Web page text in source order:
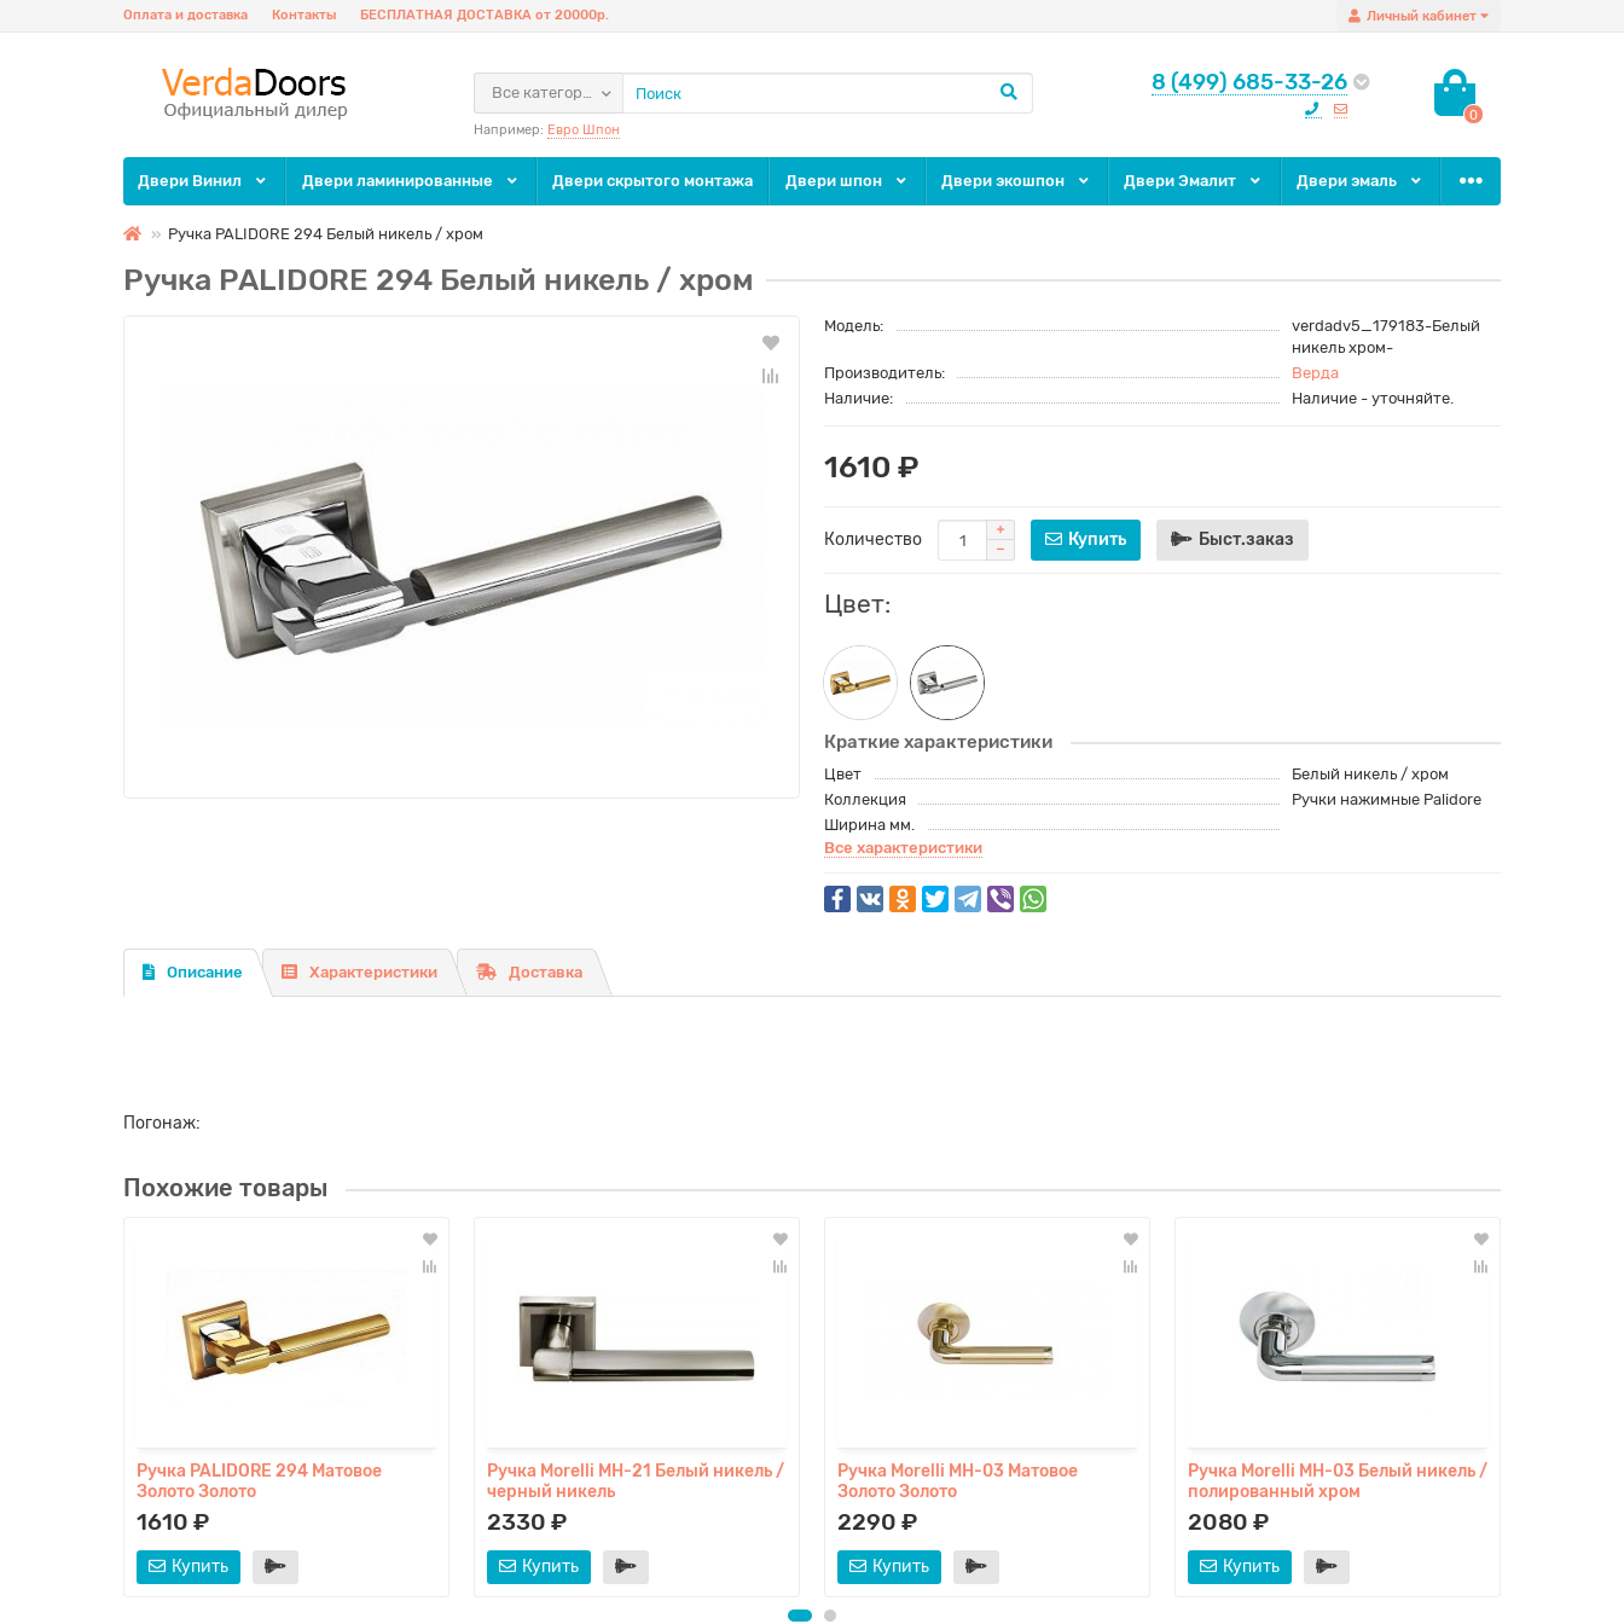
Личный кабинет
Оплата и доставка Контакты БЕСПЛАТНАЯ ДОСТАВКА от 20000р.
8 (499) 685-33-26
0
Все категории
Например: Евро Шпон
Двери Винил Двери ламинированные Двери скрытого монтажа Двери шпон Двери экошпон Двери Эмалит Двери эмаль
Ручка PALIDORE 294 Белый никель / хром
Ручка PALIDORE 294 Белый никель / хром
Модель:
verdadv5_179183-Белый
никель хром-
Производитель:
Верда
Наличие:
Наличие - уточняйте.
1610 ₽
Количество Купить Быст.заказ
Цвет:
Краткие характеристики
Цвет
Белый никель / хром
Коллекция
Ручки нажимные Palidore
Ширина мм.
Все характеристики
Описание Характеристики Доставка
Погонаж:
Похожие товары
Ручка PALIDORE 294 Матовое
Золото Золото
1610 ₽
Купить
Ручка Morelli MH-21 Белый никель /
черный никель
2330 ₽
Купить
Ручка Morelli MH-03 Матовое
Золото Золото
2290 ₽
Купить
Ручка Morelli MH-03 Белый никель /
полированный хром
2080 ₽
Купить